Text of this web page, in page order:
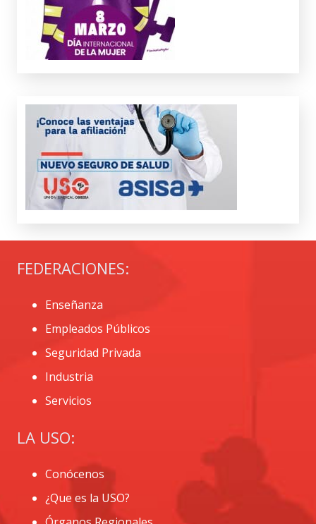
FEDERACIONES:
Enseñanza
Empleados Públicos
Seguridad Privada
Industria
Servicios
LA USO:
Conócenos
¿Que es la USO?